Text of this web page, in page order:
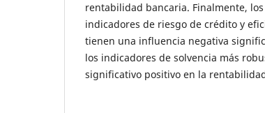
rentabilidad bancaria. Finalmente,
indicadores de riesgo de crédito y
tienen una influencia negativa
los indicadores de solvencia más
significativo positivo en la